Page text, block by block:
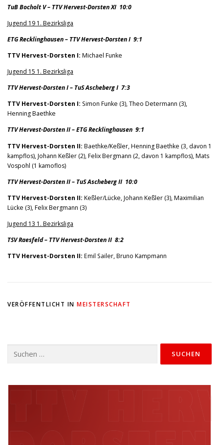
TuB Bocholt V – TTV Hervest-Dorsten XI 10:0
Jugend 19 1. Bezirksliga
ETG Recklinghausen – TTV Hervest-Dorsten I 9:1
TTV Hervest-Dorsten I: Michael Funke
Jugend 15 1. Bezirksliga
TTV Hervest-Dorsten I – TuS Ascheberg I 7:3
TTV Hervest-Dorsten I: Simon Funke (3), Theo Determann (3),
Henning Baethke
TTV Hervest-Dorsten II – ETG Recklinghausen 9:1
TTV Hervest-Dorsten II: Baethke/Keßler, Henning Baethke (3, davon 1
kampflos), Johann Keßler (2), Felix Bergmann (2, davon 1 kampflos), Mats
Vospohl (1 kamoflos)
TTV Hervest-Dorsten II – TuS Ascheberg II 10:0
TTV Hervest-Dorsten II: Keßler/Lücke, Johann Keßler (3), Maximilian
Lücke (3), Felix Bergmann (3)
Jugend 13 1. Bezirksliga
TSV Raesfeld – TTV Hervest-Dorsten II 8:2
TTV Hervest-Dorsten II: Emil Sailer, Bruno Kampmann
VERÖFFENTLICHT IN MEISTERSCHAFT
nach: